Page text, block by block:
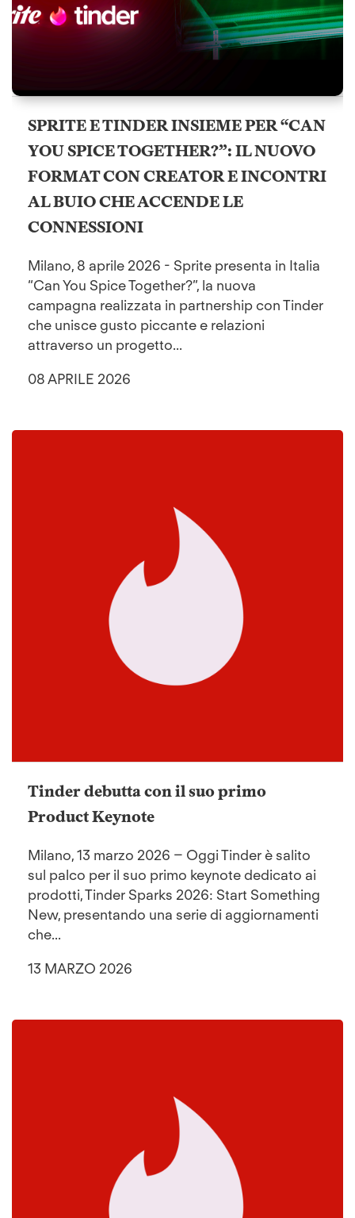
SPRITE E TINDER INSIEME PER “CAN
YOU SPICE TOGETHER?”: IL NUOVO
FORMAT CON CREATOR E INCONTRI
AL BUIO CHE ACCENDE LE
CONNESSIONI
Milano, 8 aprile 2026 - Sprite presenta in Italia
“Can You Spice Together?”, la nuova
campagna realizzata in partnership con Tinder
che unisce gusto piccante e relazioni
attraverso un progetto...
08 APRILE 2026
Tinder debutta con il suo primo
Product Keynote
Milano, 13 marzo 2026 – Oggi Tinder è salito
sul palco per il suo primo keynote dedicato ai
prodotti, Tinder Sparks 2026: Start Something
New, presentando una serie di aggiornamenti
che...
13 MARZO 2026